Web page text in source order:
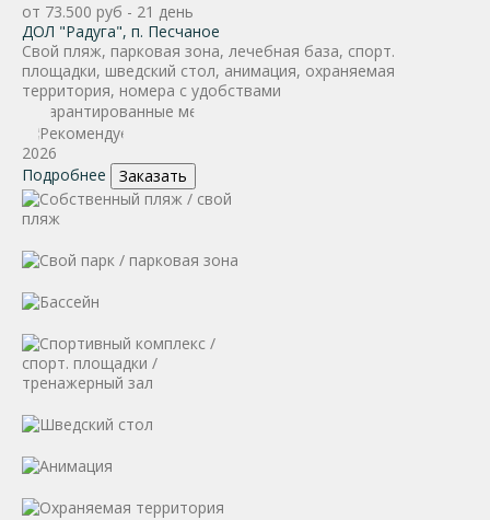
от 73.500 руб - 21 день
ДОЛ "Радуга", п. Песчаное
Свой пляж, парковая зона, лечебная база, спорт.
площадки, шведский стол, анимация, охраняемая
территория, номера с удобствами
2026
Подробнее
Заказать